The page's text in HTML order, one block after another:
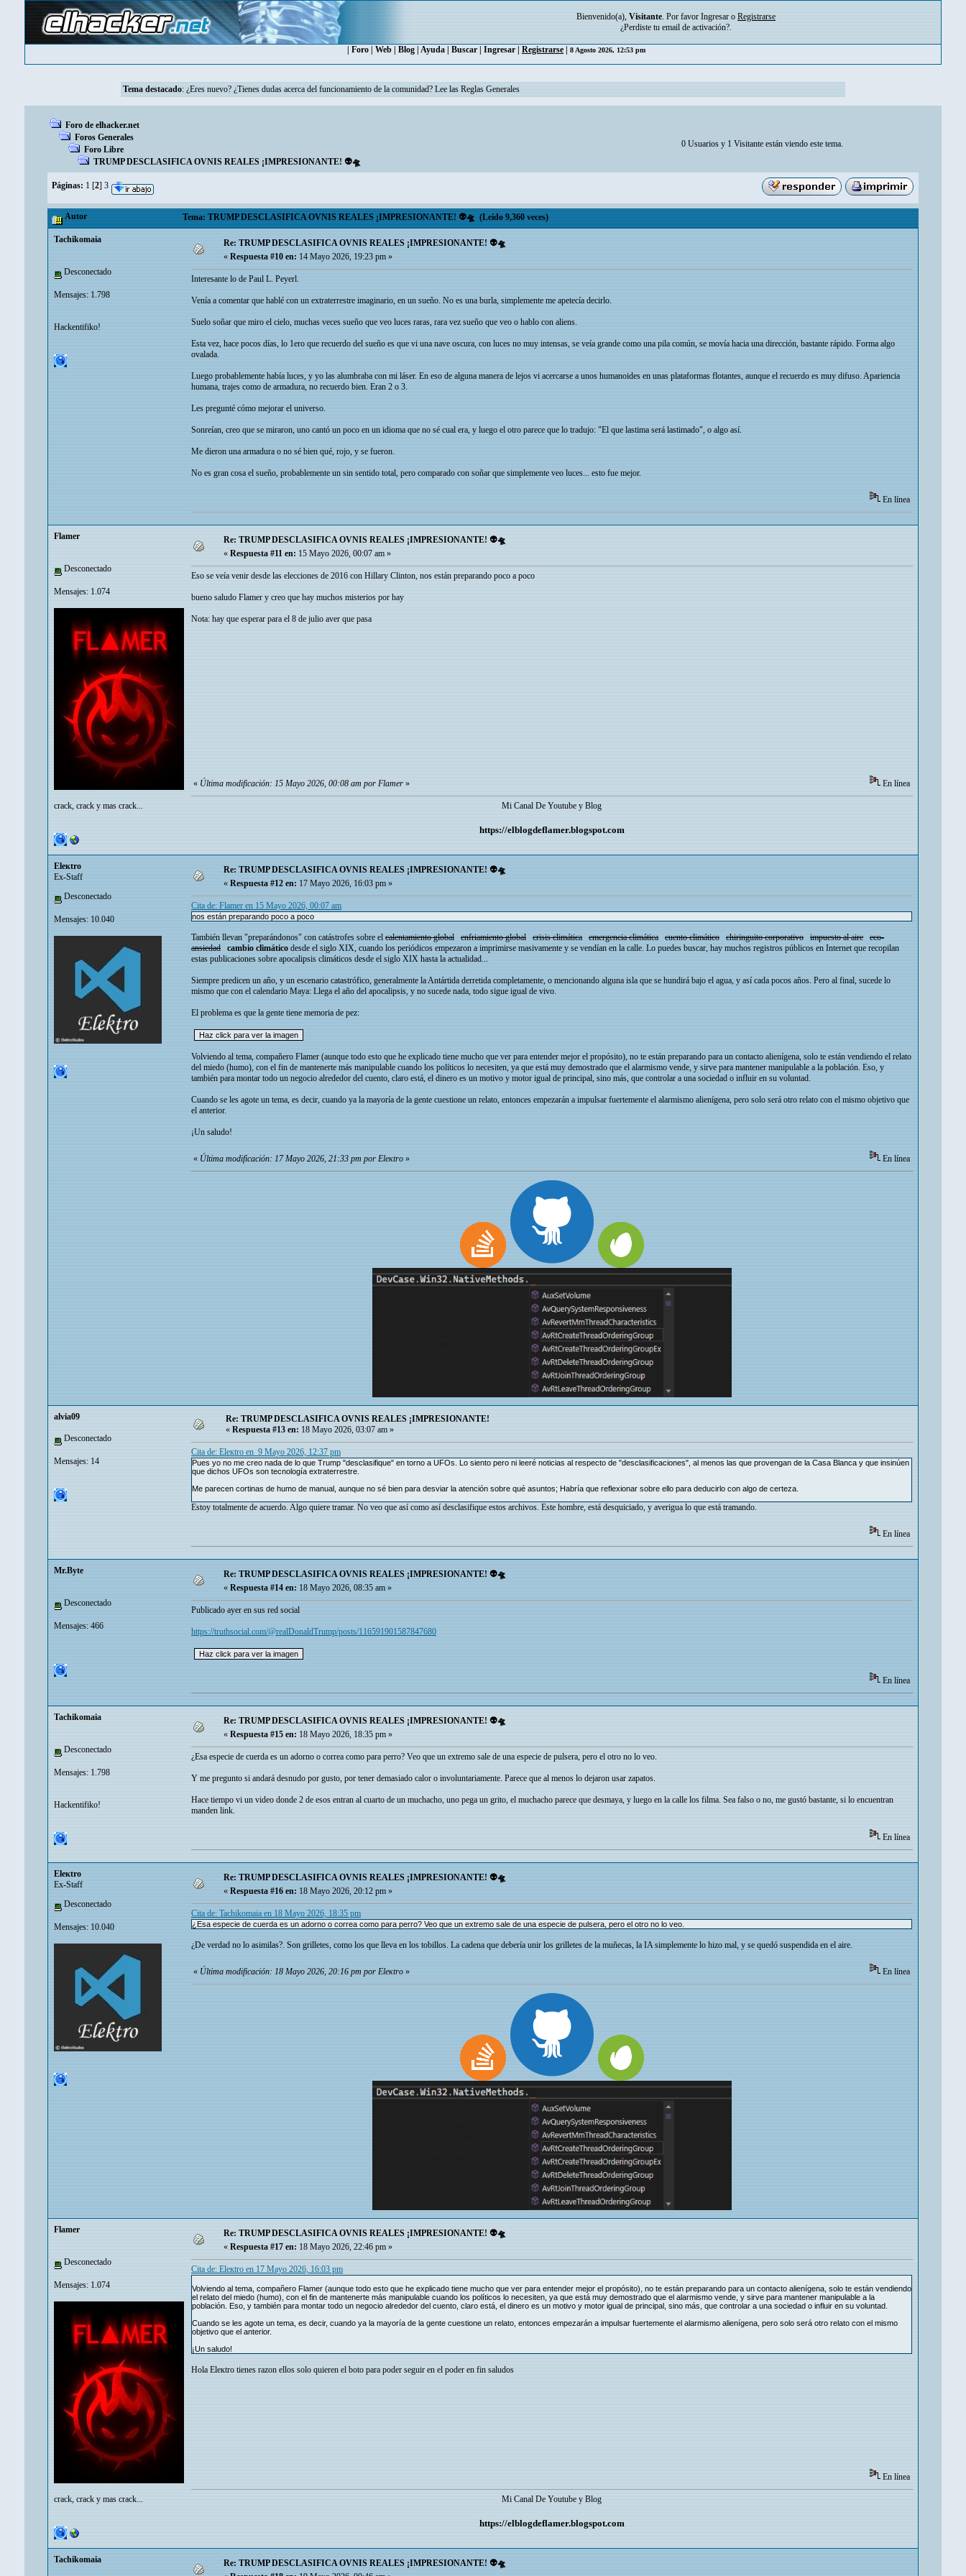
Bienvenido(a), Visitante. Por favor Ingresar o Registrarse
¿Perdiste tu email de activación?.
Foro Web Blog Ayuda Buscar Ingresar Registrarse 8 Agosto 2026, 12:53 pm
Tema destacado: ¿Eres nuevo? ¿Tienes dudas acerca del funcionamiento de la comunidad? Lee las Reglas Generales
Foro de elhacker.net
Foros Generales
Foro Libre
TRUMP DESCLASIFICA OVNIS REALES ¡IMPRESIONANTE! 👽🛸
0 Usuarios y 1 Visitante están viendo este tema.
Páginas: 1 [2] 3
Autor Tema: TRUMP DESCLASIFICA OVNIS REALES ¡IMPRESIONANTE! 👽🛸 (Leído 9,360 veces)
Tachikomaia
Desconectado
Mensajes: 1.798
Hackentifiko!
Re: TRUMP DESCLASIFICA OVNIS REALES ¡IMPRESIONANTE! 👽🛸
«Respuesta #10 en:14 Mayo 2026, 19:23 pm »
Interesante lo de Paul L. Peyerl.
Venía a comentar que hablé con un extraterrestre imaginario, en un sueño. No es una burla, simplemente me apetecía decirlo.
Suelo soñar que miro el cielo, muchas veces sueño que veo luces raras, rara vez sueño que veo o hablo con aliens.
Esta vez, hace pocos días, lo 1ero que recuerdo del sueño es que vi una nave oscura, con luces no muy intensas, se veía grande como una pila común, se movía hacia una dirección, bastante rápido. Forma algo
ovalada.
Luego probablemente había luces, y yo las alumbraba con mi láser. En eso de alguna manera de lejos vi acercarse a unos humanoides en unas plataformas flotantes, aunque el recuerdo es muy difuso. Apariencia
humana, trajes como de armadura, no recuerdo bien. Eran 2 o 3.
Les pregunté cómo mejorar el universo.
Sonreían, creo que se miraron, uno cantó un poco en un idioma que no sé cual era, y luego el otro parece que lo tradujo: "El que lastima será lastimado", o algo así.
Me dieron una armadura o no sé bien qué, rojo, y se fueron.
No es gran cosa el sueño, probablemente un sin sentido total, pero comparado con soñar que simplemente veo luces... esto fue mejor.
En línea
Flamer
Desconectado
Mensajes: 1.074
crack, crack y mas crack...
Re: TRUMP DESCLASIFICA OVNIS REALES ¡IMPRESIONANTE! 👽🛸
« Respuesta #11 en: 15 Mayo 2026, 00:07 am »
Eso se veía venir desde las elecciones de 2016 con Hillary Clinton, nos están preparando poco a poco
bueno saludo Flamer y creo que hay muchos misterios por hay
Nota: hay que esperar para el 8 de julio aver que pasa
« Última modificación: 15 Mayo 2026, 00:08 am por Flamer » En línea
Mi Canal De Youtube y Blog
https://elblogdeflamer.blogspot.com
Eleкtro
Ex-Staff
Desconectado
Mensajes: 10.040
Re: TRUMP DESCLASIFICA OVNIS REALES ¡IMPRESIONANTE! 👽🛸
«Respuesta #12 en:17 Mayo 2026, 16:03 pm »
Cita de: Flamer en 15 Mayo 2026, 00:07 am
nos están preparando poco a poco
También llevan "preparándonos" con catástrofes sobre elcalentamiento global enfriamiento global crisis climática emergencia climática cuento climático chiringuito corporativo impuesto al aire
eco-
ansiedad
cambio climáticodesde el siglo XIX, cuando los periódicos empezaron a imprimirse masivamente y se vendían en la calle. Lo puedes buscar, hay muchos registros públicos en Internet que recopilan
estas publicaciones sobre apocalipsis climáticos desde el siglo XIX hasta la actualidad...
Siempre predicen un año, y un escenario catastrófico, generalmente la Antártida derretida completamente, o mencionando alguna isla que se hundirá bajo el agua, y así cada pocos años. Pero al final, sucede lo
mismo que con el calendario Maya: Llega el año del apocalipsis, y no sucede nada, todo sigue igual de vivo.
El problema es que la gente tiene memoria de pez:
Volviendo al tema, compañero Flamer (aunque todo esto que he explicado tiene mucho que ver para entender mejor el propósito), no te están preparando para un contacto alienígena, solo te están vendiendo el relato
del miedo (humo), con el fin de mantenerte más manipulable cuando los políticos lo necesiten, ya que está muy demostrado que el alarmismo vende, y sirve para mantener manipulable a la población. Eso, y
también para montar todo un negocio alrededor del cuento, claro está, el dinero es un motivo y motor igual de principal, sino más, que controlar a una sociedad o influir en su voluntad.
Cuando se les agote un tema, es decir, cuando ya la mayoría de la gente cuestione un relato, entonces empezarán a impulsar fuertemente el alarmismo alienígena, pero solo será otro relato con el mismo objetivo que
el anterior.
¡Un saludo!
«Última modificación: 17 Mayo 2026, 21:33 pm por Eleкtro» En línea
alvia09
Desconectado
Mensajes: 14
Re: TRUMP DESCLASIFICA OVNIS REALES ¡IMPRESIONANTE!
« Respuesta #13 en: 18 Mayo 2026, 03:07 am »
Cita de: Eleкtro en 9 Mayo 2026, 12:37 pm
Pues yo no me creo nada de lo que Trump "desclasifique" en torno a UFOs. Lo siento pero ni leeré noticias al respecto de "desclasificaciones", al menos las que provengan de la Casa Blanca y que insinúen
que dichos UFOs son tecnología extraterrestre.
Me parecen cortinas de humo de manual, aunque no sé bien para desviar la atención sobre qué asuntos; Habría que reflexionar sobre ello para deducirlo con algo de certeza.
Estoy totalmente de acuerdo. Algo quiere tramar. No veo que así como así desclasifique estos archivos. Este hombre, está desquiciado, y averigua lo que está tramando.
En línea
Mr.Byte
Desconectado
Mensajes: 466
Re: TRUMP DESCLASIFICA OVNIS REALES ¡IMPRESIONANTE! 👽🛸
«Respuesta #14 en:18 Mayo 2026, 08:35 am »
Publicado ayer en sus red social
https://truthsocial.com/@realDonaldTrump/posts/116591901587847680
En línea
Tachikomaia
Desconectado
Mensajes: 1.798
Hackentifiko!
Re: TRUMP DESCLASIFICA OVNIS REALES ¡IMPRESIONANTE! 👽🛸
« Respuesta #15 en: 18 Mayo 2026, 18:35 pm »
¿Esa especie de cuerda es un adorno o correa como para perro? Veo que un extremo sale de una especie de pulsera, pero el otro no lo veo.
Y me pregunto si andará desnudo por gusto, por tener demasiado calor o involuntariamente. Parece que al menos lo dejaron usar zapatos.
Hace tiempo vi un video donde 2 de esos entran al cuarto de un muchacho, uno pega un grito, el muchacho parece que desmaya, y luego en la calle los filma. Sea falso o no, me gustó bastante, si lo encuentran
manden link.
En línea
Eleкtro
Ex-Staff
Desconectado
Mensajes: 10.040
Re: TRUMP DESCLASIFICA OVNIS REALES ¡IMPRESIONANTE! 👽🛸
«Respuesta #16 en:18 Mayo 2026, 20:12 pm »
Cita de: Tachikomaia en 18 Mayo 2026, 18:35 pm
¿Esa especie de cuerda es un adorno o correa como para perro? Veo que un extremo sale de una especie de pulsera, pero el otro no lo veo.
¿De verdad no lo asimilas?. Son grilletes, como los que lleva en los tobillos. La cadena que debería unir los grilletes de la muñecas, la IA simplemente lo hizo mal, y se quedó suspendida en el aire.
«Última modificación: 18 Mayo 2026, 20:16 pm por Eleкtro» En línea
Flamer
Desconectado
Mensajes: 1.074
crack, crack y mas crack...
Re: TRUMP DESCLASIFICA OVNIS REALES ¡IMPRESIONANTE! 👽🛸
« Respuesta #17 en: 18 Mayo 2026, 22:46 pm »
Cita de: Eleкtro en 17 Mayo 2026, 16:03 pm
Volviendo al tema, compañero Flamer (aunque todo esto que he explicado tiene mucho que ver para entender mejor el propósito), no te están preparando para un contacto alienígena, solo te están vendiendo
el relato del miedo (humo), con el fin de mantenerte más manipulable cuando los políticos lo necesiten, ya que está muy demostrado que el alarmismo vende, y sirve para mantener manipulable a la
población. Eso, y también para montar todo un negocio alrededor del cuento, claro está, el dinero es un motivo y motor igual de principal, sino más, que controlar a una sociedad o influir en su voluntad.
Cuando se les agote un tema, es decir, cuando ya la mayoría de la gente cuestione un relato, entonces empezarán a impulsar fuertemente el alarmismo alienígena, pero solo será otro relato con el mismo
objetivo que el anterior.
¡Un saludo!
Hola Eleкtro tienes razon ellos solo quieren el boto para poder seguir en el poder en fin saludos
En línea
Mi Canal De Youtube y Blog
https://elblogdeflamer.blogspot.com
Tachikomaia
Re: TRUMP DESCLASIFICA OVNIS REALES ¡IMPRESIONANTE! 👽🛸